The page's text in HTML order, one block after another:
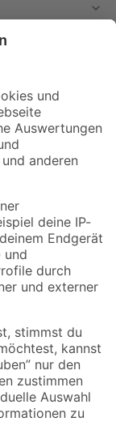
verpassen!